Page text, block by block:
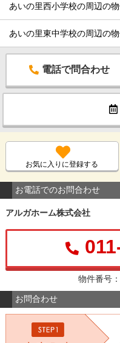
あいの里西小学校の周辺の
あいの里東中学校の周辺の
電話で問合わせ
お気に入りに登録する
お電話でのお問合わせ
アルガホーム株式会社
物件番号
お問合わせ